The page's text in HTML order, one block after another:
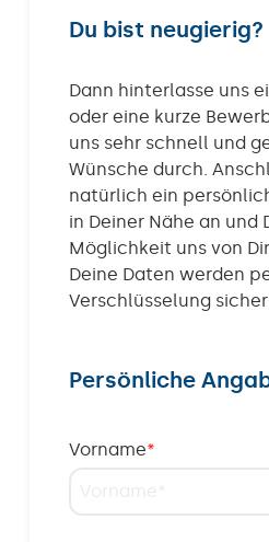
Du bist neugierig?
Dann hinterlasse uns
oder eine kurze
uns sehr schnell und
Wünsche durch.
natürlich ein
in Deiner Nähe an und
Möglichkeit uns von
Deine Daten werden
Verschlüsselung
Persönliche
Vorname*